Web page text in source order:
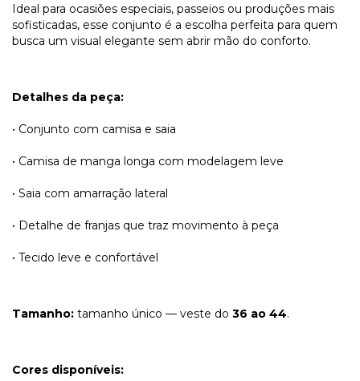
Ideal para ocasiões especiais, passeios ou produções mais
sofisticadas, esse conjunto é a escolha perfeita para quem
busca um visual elegante sem abrir mão do conforto.
Detalhes da peça:
• Conjunto com camisa e saia
• Camisa de manga longa com modelagem leve
• Saia com amarração lateral
• Detalhe de franjas que traz movimento à peça
• Tecido leve e confortável
Tamanho: tamanho único — veste do 36 ao 44.
Cores disponíveis: